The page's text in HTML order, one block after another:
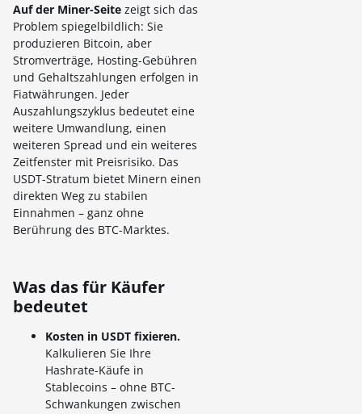
Auf der Miner-Seite zeigt sich das
Problem spiegelbildlich: Sie
produzieren Bitcoin, aber
Stromverträge, Hosting-Gebühren
und Gehaltszahlungen erfolgen in
Fiatwährungen. Jeder
Auszahlungszyklus bedeutet eine
weitere Umwandlung, einen
weiteren Spread und ein weiteres
Zeitfenster mit Preisrisiko. Das
USDT-Stratum bietet Minern einen
direkten Weg zu stabilen
Einnahmen – ganz ohne
Berührung des BTC-Marktes.
Was das für Käufer
bedeutet
Kosten in USDT fixieren.
Kalkulieren Sie Ihre
Hashrate-Käufe in
Stablecoins – ohne BTC-
Schwankungen zwischen